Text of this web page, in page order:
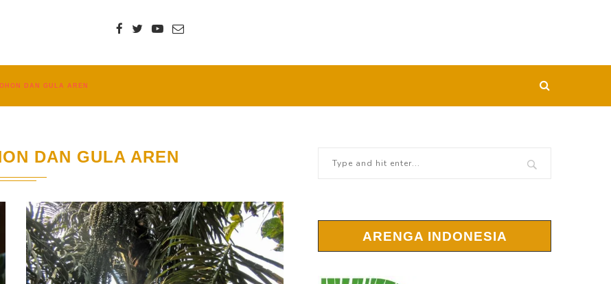
DAN GULA AREN
DAN GULA AREN
ARENGA INDONESIA